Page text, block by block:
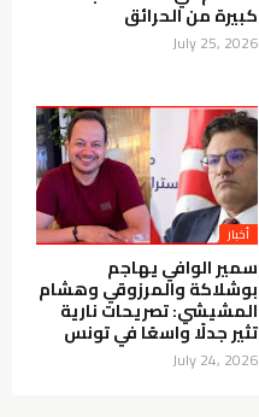
كبيرة من الحرائق
July 25, 2026
أخبار
سمير الوافي يهاجم
بوشلاكة والمرزوقي وهشام
المشيشي: تصريحات نارية
تثير جدلًا واسعًا في تونس
July 24, 2026